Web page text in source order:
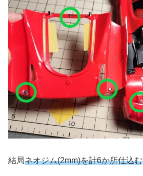
結局ネオジム(2mm)を計6か所仕込む